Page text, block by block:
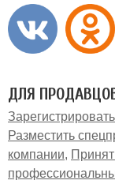
ДЛЯ
Разместить
компании